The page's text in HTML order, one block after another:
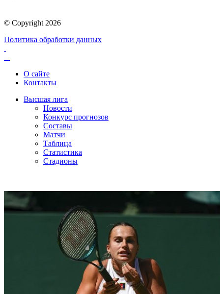
© Copyright 2026
Политика обработки данных
О сайте
Контакты
Высшая лига
Новости
Конкурс прогнозов
Составы
Матчи
Таблица
Статистика
Стадионы